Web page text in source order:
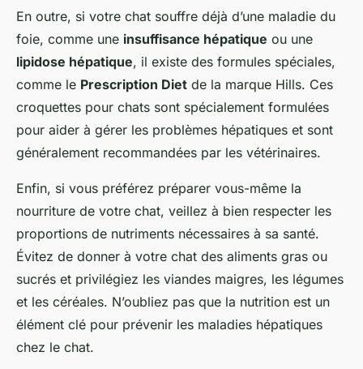
En outre, si votre chat souffre déjà d’une maladie du
foie, comme une insuffisance hépatique ou une
lipidose hépatique, il existe des formules spéciales,
comme le Prescription Diet de la marque Hills. Ces
croquettes pour chats sont spécialement formulées
pour aider à gérer les problèmes hépatiques et sont
généralement recommandées par les vétérinaires.
Enfin, si vous préférez préparer vous-même la
nourriture de votre chat, veillez à bien respecter les
proportions de nutriments nécessaires à sa santé.
Évitez de donner à votre chat des aliments gras ou
sucrés et privilégiez les viandes maigres, les légumes
et les céréales. N’oubliez pas que la nutrition est un
élément clé pour prévenir les maladies hépatiques
chez le chat.